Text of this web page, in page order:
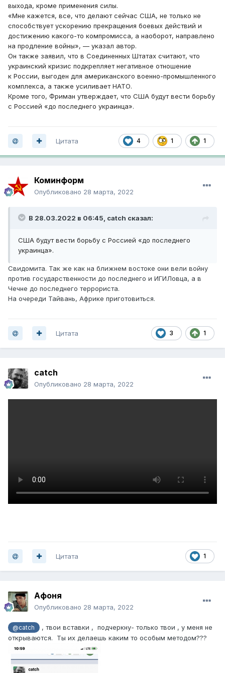
выхода, кроме применения силы.
«Мне кажется, все, что делают сейчас США, не только не
способствует ускорению прекращения боевых действий и
достижению какого-то компромисса, а наоборот, направлено
на продление войны», — указал автор.
Он также заявил, что в Соединенных Штатах считают, что
украинский кризис подкрепляет негативное отношение
к России, выгоден для американского военно-промышленного
комплекса, а также усиливает НАТО.
Кроме того, Фриман утверждает, что США будут вести борьбу
с Россией «до последнего украинца».
4 1 1
Цитата
Коминформ
Опубликовано 28 марта, 2022
В 28.03.2022 в 06:45, catch сказал:
США будут вести борьбу с Россией «до последнего
украинца».
Свидомита. Так же как на ближнем востоке они вели войну
против государственности до последнего и ИГИЛовца, а в
Чечне до последнего террориста.
На очереди Тайвань, Африке приготовиться.
3 1
Цитата
catch
Опубликовано 28 марта, 2022
1
Цитата
Афоня
Опубликовано 28 марта, 2022
@catch
, твои вставки , подчеркну- только твои , у меня не
открываются. Ты их делаешь каким то особым методом???